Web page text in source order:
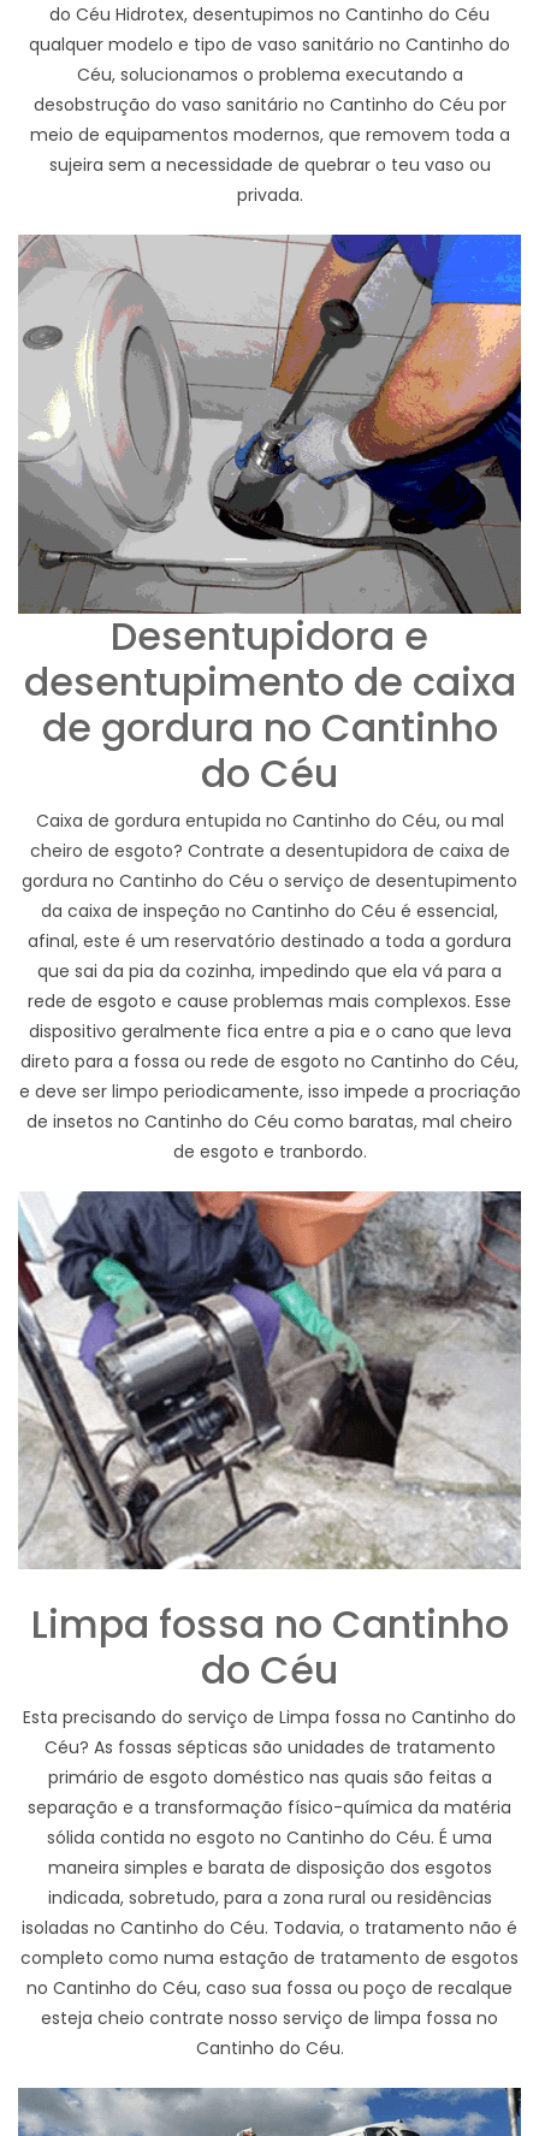
do Céu Hidrotex, desentupimos no Cantinho do Céu
qualquer modelo e tipo de vaso sanitário no Cantinho do
Céu, solucionamos o problema executando a
desobstrução do vaso sanitário no Cantinho do Céu por
meio de equipamentos modernos, que removem toda a
sujeira sem a necessidade de quebrar o teu vaso ou
privada.
Desentupidora e
desentupimento de caixa
de gordura no Cantinho
do Céu
Caixa de gordura entupida no Cantinho do Céu, ou mal
cheiro de esgoto? Contrate a desentupidora de caixa de
gordura no Cantinho do Céu o serviço de desentupimento
da caixa de inspeção no Cantinho do Céu é essencial,
afinal, este é um reservatório destinado a toda a gordura
que sai da pia da cozinha, impedindo que ela vá para a
rede de esgoto e cause problemas mais complexos. Esse
dispositivo geralmente fica entre a pia e o cano que leva
direto para a fossa ou rede de esgoto no Cantinho do Céu,
e deve ser limpo periodicamente, isso impede a procriação
de insetos no Cantinho do Céu como baratas, mal cheiro
de esgoto e tranbordo.
Limpa fossa no Cantinho
do Céu
Esta precisando do serviço de Limpa fossa no Cantinho do
Céu? As fossas sépticas são unidades de tratamento
primário de esgoto doméstico nas quais são feitas a
separação e a transformação físico-química da matéria
sólida contida no esgoto no Cantinho do Céu. É uma
maneira simples e barata de disposição dos esgotos
indicada, sobretudo, para a zona rural ou residências
isoladas no Cantinho do Céu. Todavia, o tratamento não é
completo como numa estação de tratamento de esgotos
no Cantinho do Céu, caso sua fossa ou poço de recalque
esteja cheio contrate nosso serviço de limpa fossa no
Cantinho do Céu.